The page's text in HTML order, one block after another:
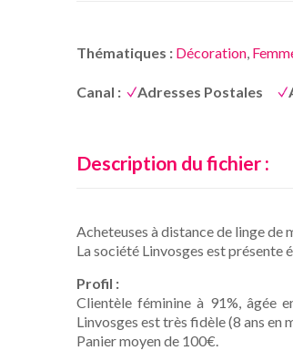
Thématiques : Décoration,
Canal : Adresses Postales
Description du fichier :
Acheteuses à distance de linge de
La société Linvosges est présente
Profil :
Clientèle féminine à 91%, âgée
Linvosges est très fidèle (8 ans en
Panier moyen de 100€.